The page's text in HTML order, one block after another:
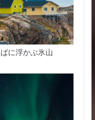
に浮かぶ氷山